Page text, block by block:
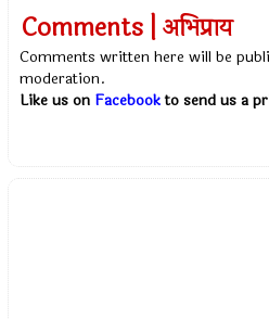
Comments | अभिप्राय
Comments written here will be
moderation.
Like us on Facebookto send us a